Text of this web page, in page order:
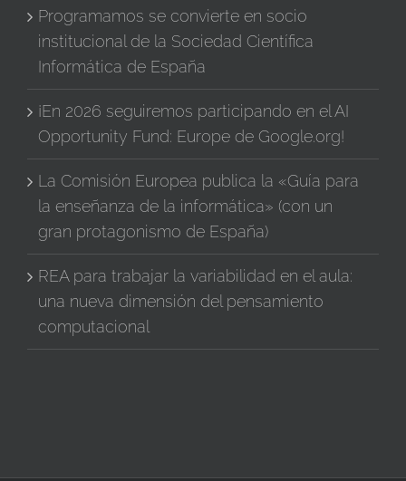
Programamos se convierte en socio
institucional de la Sociedad Científica
Informática de España
¡En 2026 seguiremos participando en el AI
Opportunity Fund: Europe de Google.org!
La Comisión Europea publica la «Guía para
la enseñanza de la informática» (con un
gran protagonismo de España)
REA para trabajar la variabilidad en el aula:
una nueva dimensión del pensamiento
computacional